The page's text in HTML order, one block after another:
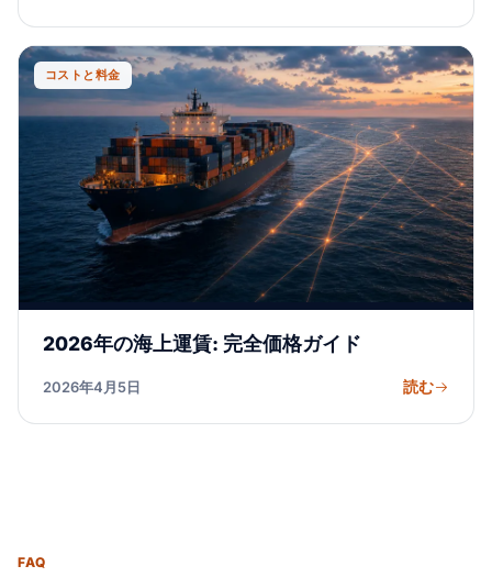
コストと料金
2026年の海上運賃: 完全価格ガイド
2026年4月5日 読む
FAQ